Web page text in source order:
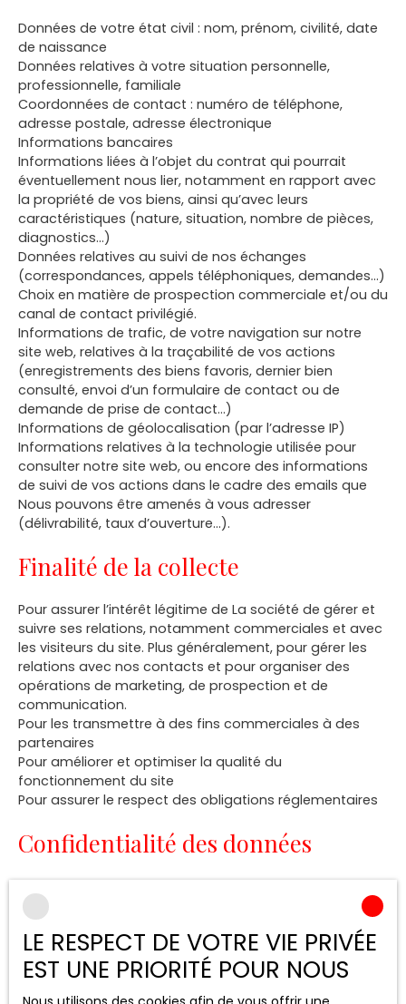
Données de votre état civil : nom, prénom, civilité, date
de naissance
Données relatives à votre situation personnelle,
professionnelle, familiale
Coordonnées de contact : numéro de téléphone,
adresse postale, adresse électronique
Informations bancaires
Informations liées à l’objet du contrat qui pourrait
éventuellement nous lier, notamment en rapport avec
la propriété de vos biens, ainsi qu’avec leurs
caractéristiques (nature, situation, nombre de pièces,
diagnostics…)
Données relatives au suivi de nos échanges
(correspondances, appels téléphoniques, demandes…)
Choix en matière de prospection commerciale et/ou du
canal de contact privilégié.
Informations de trafic, de votre navigation sur notre
site web, relatives à la traçabilité de vos actions
(enregistrements des biens favoris, dernier bien
consulté, envoi d’un formulaire de contact ou de
demande de prise de contact…)
Informations de géolocalisation (par l’adresse IP)
Informations relatives à la technologie utilisée pour
consulter notre site web, ou encore des informations
de suivi de vos actions dans le cadre des emails que
Nous pouvons être amenés à vous adresser
(délivrabilité, taux d’ouverture…).
Finalité de la collecte
Pour assurer l’intérêt légitime de La société de gérer et
suivre ses relations, notamment commerciales et avec
les visiteurs du site. Plus généralement, pour gérer les
relations avec nos contacts et pour organiser des
opérations de marketing, de prospection et de
communication.
Pour les transmettre à des fins commerciales à des
partenaires
Pour améliorer et optimiser la qualité du
fonctionnement du site
Pour assurer le respect des obligations réglementaires
Confidentialité des données
physiques et logiques appropriées pour assurer la
confidentialité et la sécurité des données collectées.
Les données personnelles des utilisateurs peuvent être
traitées par des sous-traitants pour nous permettre de
vous fournir nos services.
LE RESPECT DE VOTRE VIE PRIVÉE
EST UNE PRIORITÉ POUR NOUS